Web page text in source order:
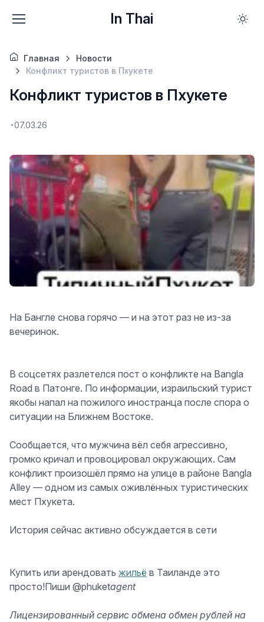
In Thai
Главная
Новости
Конфликт туристов в Пхукете
Конфликт туристов в Пхукете
07.03.26
На Бангле снова горячо — и на этот раз не из-за
вечеринок.
В соцсетях разлетелся пост о конфликте на Bangla
Road в Патонге. По информации, израильский турист
якобы напал на пожилого иностранца после спора о
ситуации на Ближнем Востоке.
Сообщается, что мужчина вёл себя агрессивно,
громко кричал и провоцировал окружающих. Сам
конфликт произошёл прямо на улице в районе Bangla
Alley — одном из самых оживлённых туристических
мест Пхукета.
История сейчас активно обсуждается в сети
Купить или арендовать жильё в Таиланде это
просто!Пиши @phuketagent
Лицензированный сервис обмена обмен рублей на